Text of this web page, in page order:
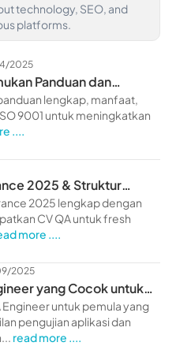
technology, SEO, and
platforms.
2025
Panduan dan
lengkap, manfaat,
9001 untuk meningkatkan
....
2025 & Struktur
2025 lengkap dengan
CV QA untuk fresh
more ....
2025
yang Cocok untuk
Engineer untuk pemula yang
pengujian aplikasi dan
read more ....